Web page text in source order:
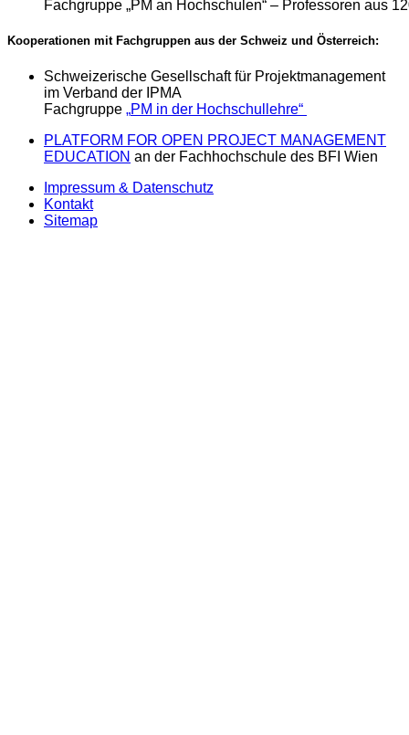
Fachgruppe „PM an Hochschulen“ – Professoren aus
Kooperationen mit Fachgruppen aus der Schweiz und Österreich:
Schweizerische Gesellschaft für Projektmanagement
im Verband der IPMA
Fachgruppe „PM in der Hochschullehre“
PLATFORM FOR OPEN PROJECT MANAGEMENT
EDUCATION an der Fachhochschule des BFI Wien
Impressum & Datenschutz
Kontakt
Sitemap